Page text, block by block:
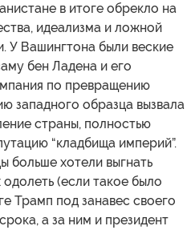
в итоге обрекло на
идеализма и ложной
У Вашингтона были веские
бен Ладена и его
по превращению
западного образца вызвала
страны, полностью
“кладбища империй”.
больше хотели выгнать
(если такое было
Трамп под занавес своего
а за ним и президент